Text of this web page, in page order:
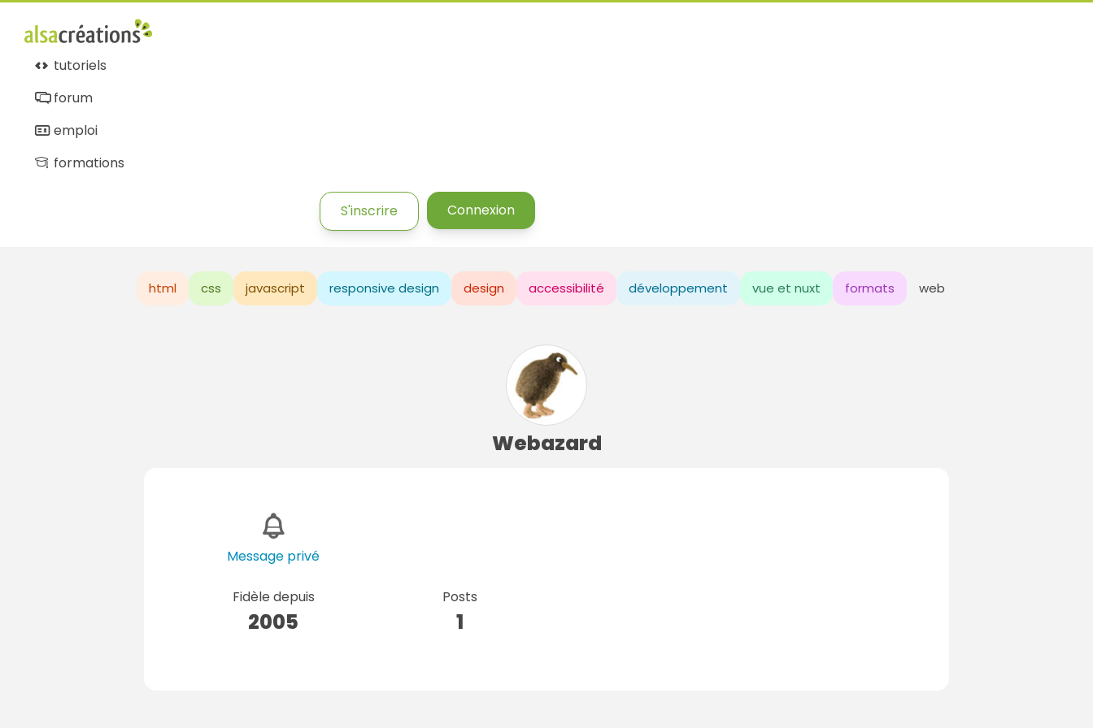
tutoriels
forum
emploi
formations
S'inscrire Connexion
html css javascript responsive design design accessibilité développement vue et nuxt formats web
Webazard
Message privé
Fidèle depuis
2005
Posts
1